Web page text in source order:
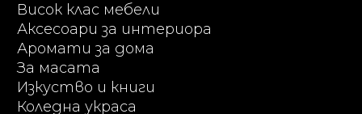
Висок клас мебели
Аксесоари за интериора
Аромати за дома
За масата
Изкуство и книги
Коледна украса